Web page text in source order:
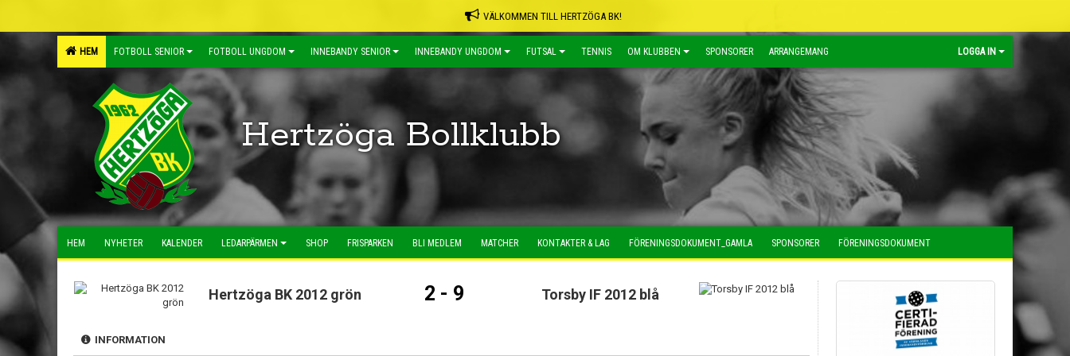
VÄLKOMMEN TILL HERTZÖGA BK!
HEM FOTBOLL SENIOR FOTBOLL UNGDOM INNEBANDY SENIOR INNEBANDY UNGDOM FUTSAL TENNIS OM KLUBBEN SPONSORER ARRANGEMANG LOGGA IN
Hertzöga Bollklubb
HEM NYHETER KALENDER LEDARPÄRMEN SHOP FRISPARKEN BLI MEDLEM MATCHER KONTAKTER & LAG FÖRENINGSDOKUMENT_GAMLA SPONSORER FÖRENINGSDOKUMENT
Hertzöga BK 2012 grön 2 - 9 Torsby IF 2012 blå
INFORMATION